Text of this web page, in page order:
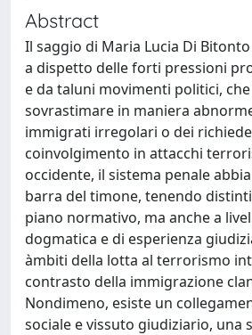
Abstract
Il saggio di Maria Lucia Di
a dispetto delle forti pressioni
e da taluni movimenti politici,
sovrastimare in maniera
immigrati irregolari o dei
coinvolgimento in attacchi
occidente, il sistema penale
barra del timone, tenendo
piano normativo, ma anche a
dogmatica e di esperienza
àmbiti della lotta al terrorismo
contrasto della immigrazione
Nondimeno, esiste un
sociale e vissuto giudiziario, una